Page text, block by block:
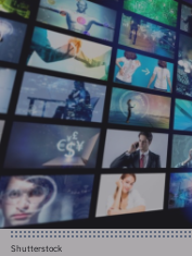
Shutterstock